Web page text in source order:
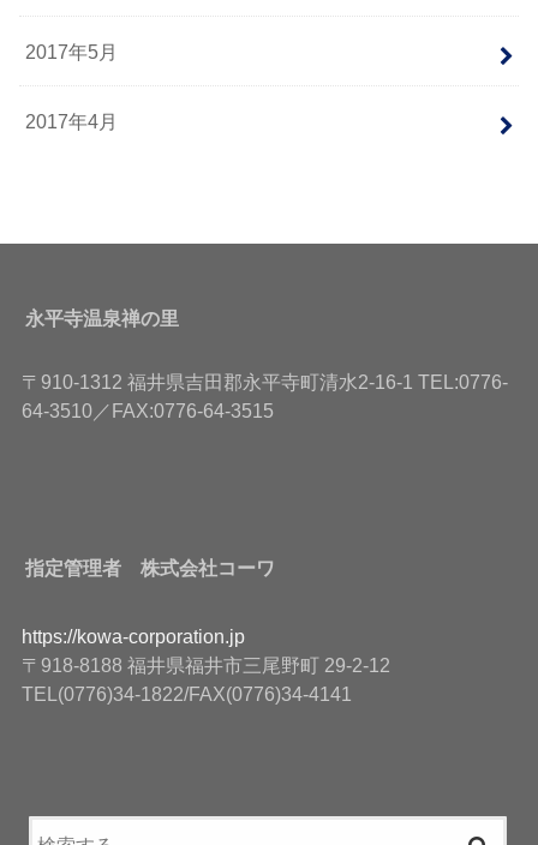
2017年5月
2017年4月
永平寺温泉禅の里
〒910-1312 福井県吉田郡永平寺町清水2-16-1 TEL:0776-
64-3510／FAX:0776-64-3515
指定管理者 株式会社コーワ
https://kowa-corporation.jp
〒918-8188 福井県福井市三尾野町 29-2-12
TEL(0776)34-1822/FAX(0776)34-4141